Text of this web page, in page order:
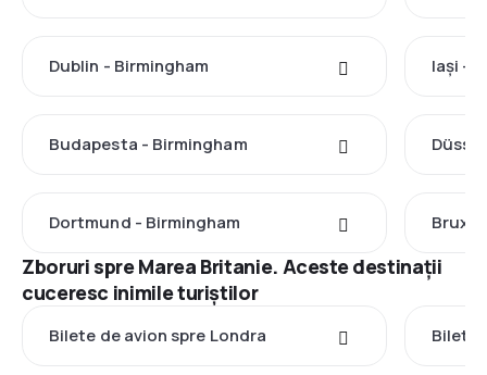
Dublin - Birmingham Iași -
Budapesta - Birmingham
Dortmund - Birmingham
Zboruri spre Marea Britanie. Aceste destinații
cuceresc inimile turiștilor
Bilete de avion spre Londra Bilete